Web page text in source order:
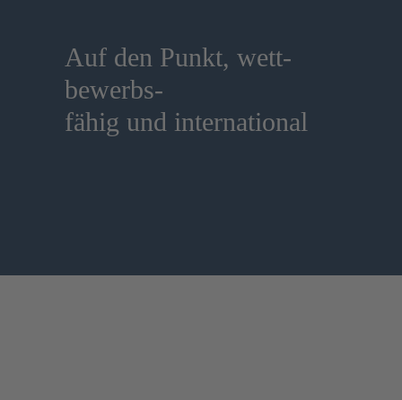
Auf den Punkt, wett-
bewerbs-
fähig und international